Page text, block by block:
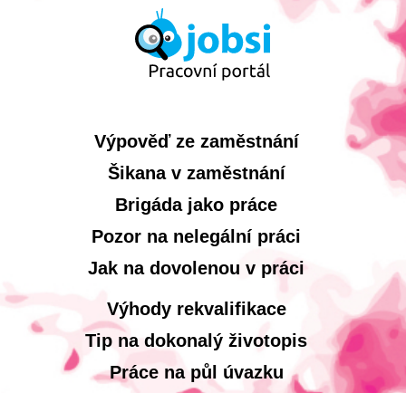
Výpověď ze zaměstnání
Šikana v zaměstnání
Brigáda jako práce
Pozor na nelegální práci
Jak na dovolenou v práci
Výhody rekvalifikace
Tip na dokonalý životopis
Práce na půl úvazku